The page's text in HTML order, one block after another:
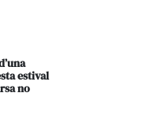
estival
no